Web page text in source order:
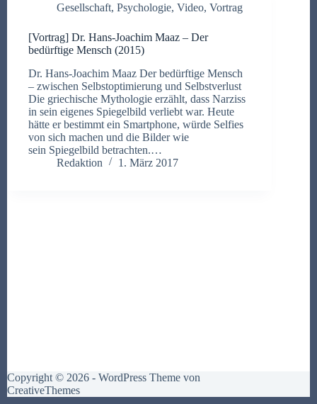
Gesellschaft, Psychologie, Video, Vortrag
[Vortrag] Dr. Hans-Joachim Maaz – Der
bedürftige Mensch (2015)
Dr. Hans-Joachim Maaz Der bedürftige Mensch
– zwischen Selbstoptimierung und Selbstverlust
Die griechische Mythologie erzählt, dass Narziss
in sein eigenes Spiegelbild verliebt war. Heute
hätte er bestimmt ein Smartphone, würde Selfies
von sich machen und die Bilder wie
sein Spiegelbild betrachten.…
Redaktion
1. März 2017
Copyright © 2026 - WordPress Theme von
CreativeThemes